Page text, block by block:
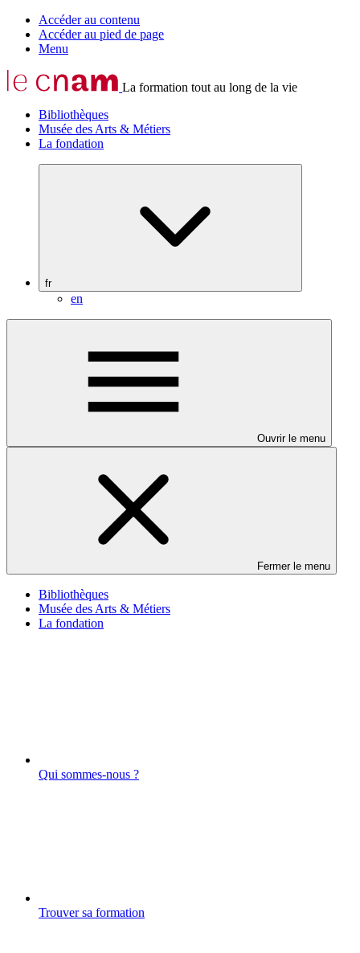
Accéder au contenu
Accéder au pied de page
Menu
La formation tout au long de la vie
Bibliothèques
Musée des Arts & Métiers
La fondation
fr
en
Ouvrir le menu
Fermer le menu
Bibliothèques
Musée des Arts & Métiers
La fondation
Qui sommes-nous ?
Trouver sa formation